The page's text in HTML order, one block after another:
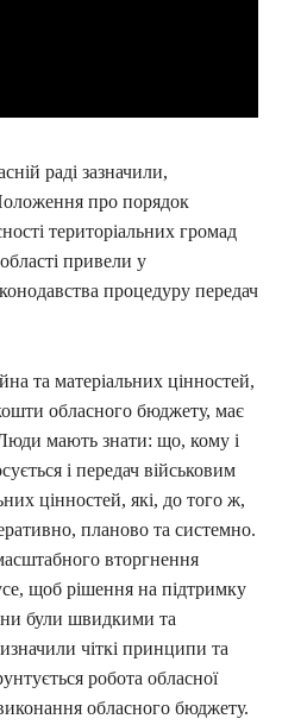
раді зазначили,
про порядок
територіальних громад
привели у
процедуру передач
та матеріальних цінностей,
обласного бюджету, має
мають знати: що, кому і
і передач військовим
цінностей, які, до того ж,
планово та системно.
вторгнення
щоб рішення на підтримку
були швидкими та
чіткі принципи та
робота обласної
обласного бюджету.